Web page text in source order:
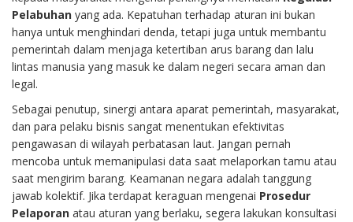
Pelabuhan yang ada. Kepatuhan terhadap aturan ini bukan
hanya untuk menghindari denda, tetapi juga untuk membantu
pemerintah dalam menjaga ketertiban arus barang dan lalu
lintas manusia yang masuk ke dalam negeri secara aman dan
legal.
Sebagai penutup, sinergi antara aparat pemerintah, masyarakat,
dan para pelaku bisnis sangat menentukan efektivitas
pengawasan di wilayah perbatasan laut. Jangan pernah
mencoba untuk memanipulasi data saat melaporkan tamu atau
saat mengirim barang. Keamanan negara adalah tanggung
jawab kolektif. Jika terdapat keraguan mengenai Prosedur
Pelaporan atau aturan yang berlaku, segera lakukan konsultasi